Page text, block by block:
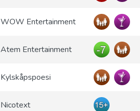
WOW Entertainment
Atem Entertainment
Kylskåpspoesi
Nicotext